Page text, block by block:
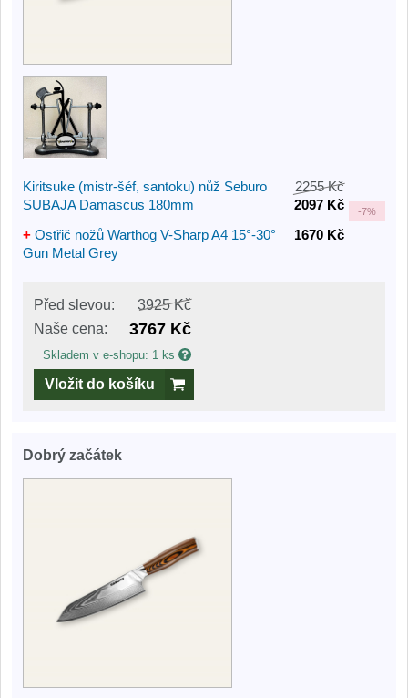
Kiritsuke (mistr-šéf, santoku) nůž Seburo
SUBAJA Damascus 180mm
2255 Kč
2097 Kč
-7%
+ Ostřič nožů Warthog V-Sharp A4 15°-30°
Gun Metal Grey
1670 Kč
Před slevou:
3925 Kč
Naše cena:
3767 Kč
Skladem v e-shopu: 1 ks
Vložit do košíku
Dobrý začátek